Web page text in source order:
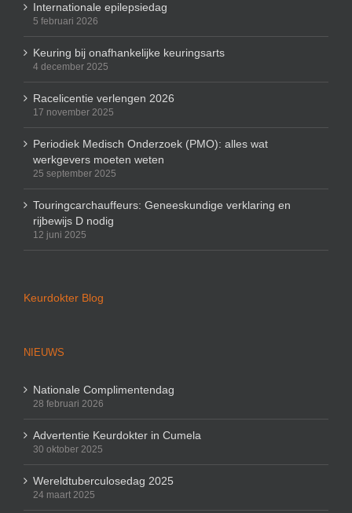
Internationale epilepsiedag
5 februari 2026
Keuring bij onafhankelijke keuringsarts
4 december 2025
Racelicentie verlengen 2026
17 november 2025
Periodiek Medisch Onderzoek (PMO): alles wat
werkgevers moeten weten
25 september 2025
Touringcarchauffeurs: Geneeskundige verklaring en
rijbewijs D nodig
12 juni 2025
Keurdokter Blog
NIEUWS
Nationale Complimentendag
28 februari 2026
Advertentie Keurdokter in Cumela
30 oktober 2025
Wereldtuberculosedag 2025
24 maart 2025